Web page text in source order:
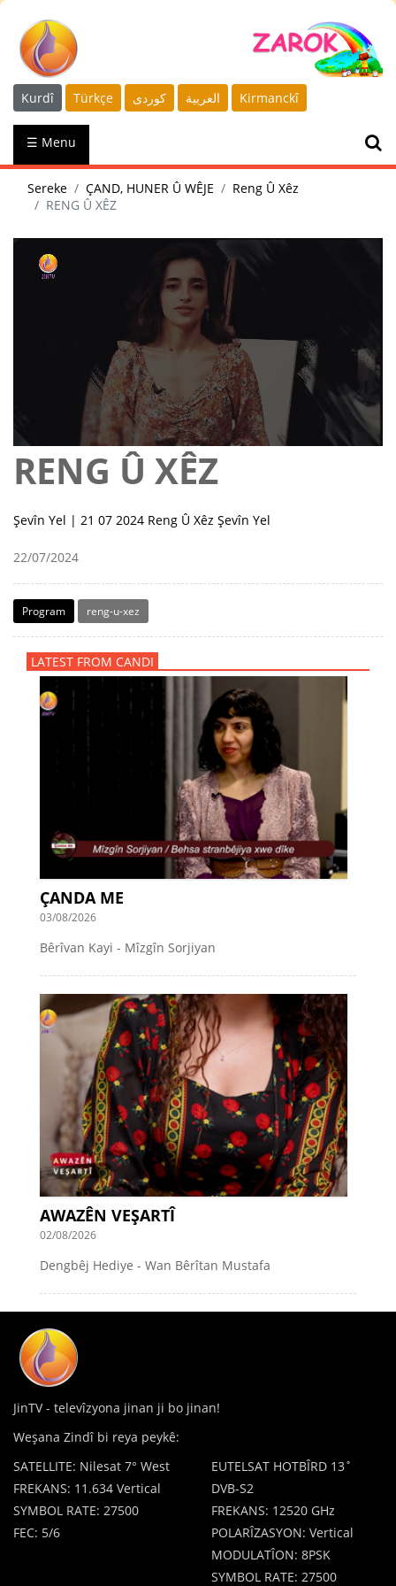
Kurdî Türkçe كوردى العربية Kirmanckî
☰ Menu
Sereke ÇAND, HUNER Û WÊJE
Reng Û Xêz
RENG Û XÊZ
RENG Û XÊZ
Şevîn Yel | 21 07 2024 Reng Û Xêz Şevîn Yel
22/07/2024
Program reng-u-xez
LATEST FROM CANDI
ÇANDA ME
03/08/2026
Bêrîvan Kayi - Mîzgîn Sorjiyan
AWAZÊN VEŞARTÎ
02/08/2026
Dengbêj Hediye - Wan Bêrîtan Mustafa
JinTV - televîzyona jinan ji bo jinan!
Weşana Zindî bi reya peykê:
SATELLITE: Nilesat 7° West
FREKANS: 11.634 Vertical
SYMBOL RATE: 27500
FEC: 5/6
EUTELSAT HOTBÎRD 13˚
DVB-S2
FREKANS: 12520 GHz
POLARÎZASYON: Vertical
MODULATÎON: 8PSK
SYMBOL RATE: 27500